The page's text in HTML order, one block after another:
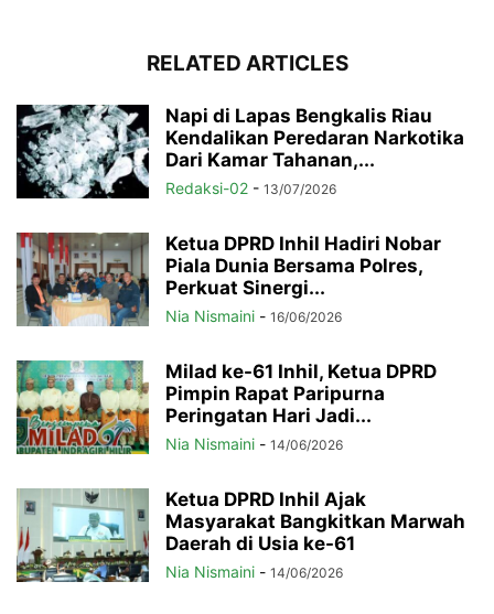
RELATED ARTICLES
Napi di Lapas Bengkalis Riau
Kendalikan Peredaran Narkotika
Dari Kamar Tahanan,...
Redaksi-02 - 13/07/2026
Ketua DPRD Inhil Hadiri Nobar
Piala Dunia Bersama Polres,
Perkuat Sinergi...
Nia Nismaini - 16/06/2026
Milad ke-61 Inhil, Ketua DPRD
Pimpin Rapat Paripurna
Peringatan Hari Jadi...
Nia Nismaini - 14/06/2026
Ketua DPRD Inhil Ajak
Masyarakat Bangkitkan Marwah
Daerah di Usia ke-61
Nia Nismaini - 14/06/2026